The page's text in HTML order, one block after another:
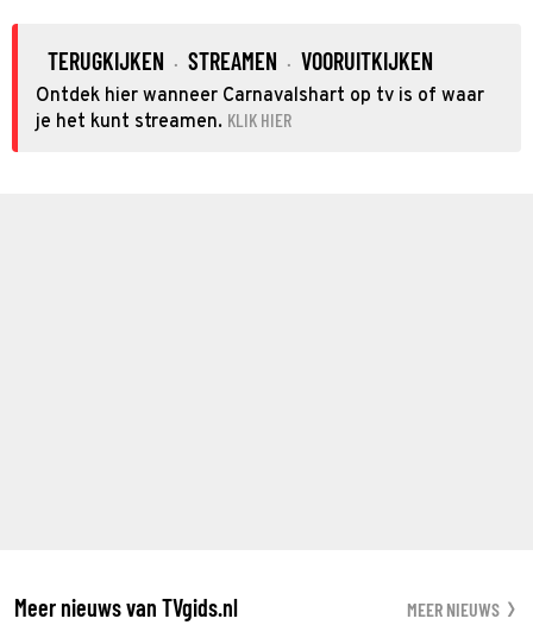
TERUGKIJKEN · STREAMEN · VOORUITKIJKEN
Ontdek hier wanneer Carnavalshart op tv is of waar
je het kunt streamen. KLIK HIER
Meer nieuws van TVgids.nl MEER NIEUWS